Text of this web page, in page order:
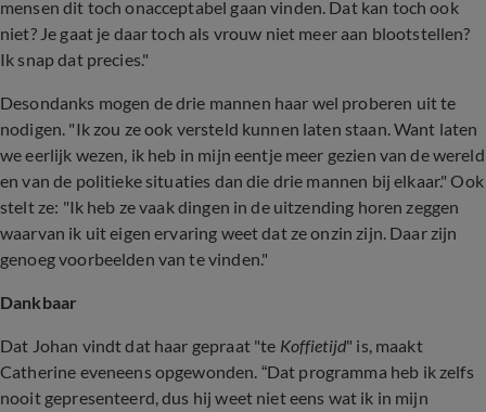
mensen dit toch onacceptabel gaan vinden. Dat kan toch ook
niet? Je gaat je daar toch als vrouw niet meer aan blootstellen?
Ik snap dat precies."
Desondanks mogen de drie mannen haar wel proberen uit te
nodigen. "Ik zou ze ook versteld kunnen laten staan. Want laten
we eerlijk wezen, ik heb in mijn eentje meer gezien van de wereld
en van de politieke situaties dan die drie mannen bij elkaar." Ook
stelt ze: "Ik heb ze vaak dingen in de uitzending horen zeggen
waarvan ik uit eigen ervaring weet dat ze onzin zijn. Daar zijn
genoeg voorbeelden van te vinden."
Dankbaar
Dat Johan vindt dat haar gepraat "te Koffietijd" is, maakt
Catherine eveneens opgewonden. “Dat programma heb ik zelfs
nooit gepresenteerd, dus hij weet niet eens wat ik in mijn